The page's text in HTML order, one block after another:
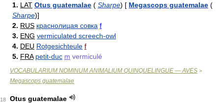
1. LAT Otus guatemalae ( Sharpe) [ Megascops guatemalae (
Sharpe)]
2. RUS краснолицая совка f
3. ENG vermiculated screech-owl
4. DEU Rotgesichteule f
5. FRA petit-duc m vermiculé
VOCABULARIUM NOMINUM ANIMALIUM QUINQUELINGUE — AVES >
Megascops guatemalae
18
Otus guatemalae